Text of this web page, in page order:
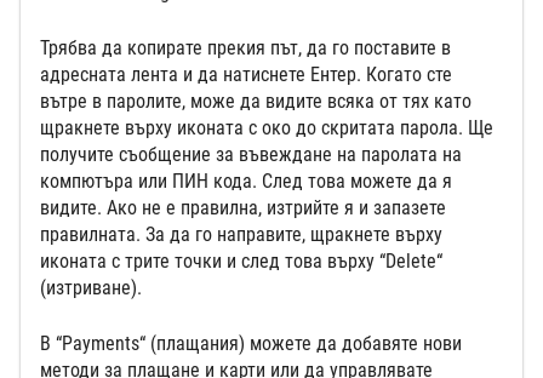
Трябва да копирате прекия път, да го поставите в
адресната лента и да натиснете Ентер. Когато сте
вътре в паролите, може да видите всяка от тях като
щракнете върху иконата с око до скритата парола. Ще
получите съобщение за въвеждане на паролата на
компютъра или ПИН кода. След това можете да я
видите. Ако не е правилна, изтрийте я и запазете
правилната. За да го направите, щракнете върху
иконата с трите точки и след това върху “Delete“
(изтриване).
В “Payments“ (плащания) можете да добавяте нови
методи за плащане и карти или да управлявате